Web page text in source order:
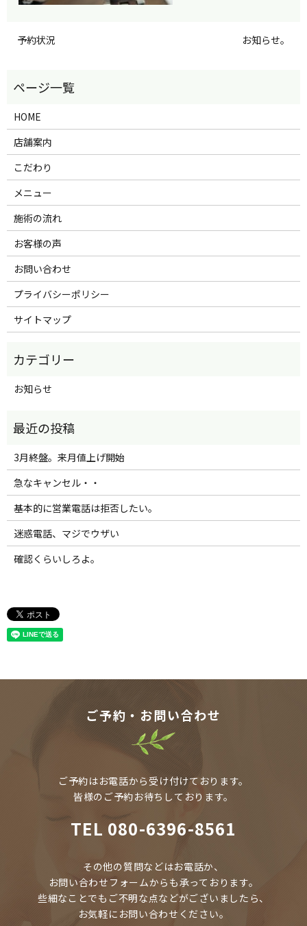
予約状況 お知らせ。
HOME
店舗案内
こだわり
メニュー
施術の流れ
お客様の声
お問い合わせ
プライバシーポリシー
サイトマップ
お知らせ
3月終盤。来月値上げ開始
急なキャンセル・・
基本的に営業電話は拒否したい。
迷惑電話、マジでウザい
確認くらいしろよ。
ご予約・お問い合わせ
ご予約はお電話から受け付けております。
皆様のご予約お待ちしております。
TEL 080-6396-8561
その他の質問などはお電話か、
お問い合わせフォームからも承っております。
些細なことでもご不明な点などがございましたら、
お気軽にお問い合わせください。